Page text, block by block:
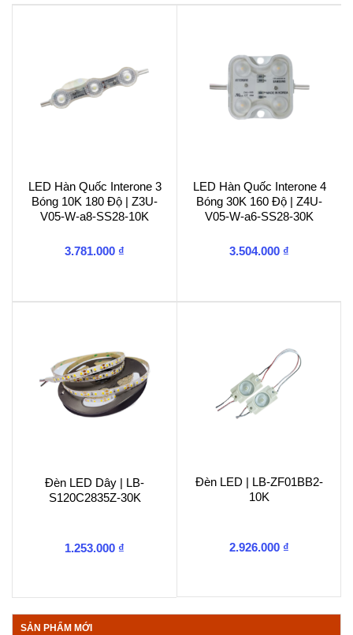
GOQ
LED Hàn Quốc Interone 3
Bóng 10K 180 Độ | Z3U-
V05-W-a8-SS28-10K
3.781.000 ₫
LED Hàn Quốc Interone 4
Bóng 30K 160 Độ | Z4U-
V05-W-a6-SS28-30K
3.504.000 ₫
Đèn LED Dây | LB-
S120C2835Z-30K
1.253.000 ₫
Đèn LED | LB-ZF01BB2-
10K
2.926.000 ₫
SẢN PHẨM MỚI